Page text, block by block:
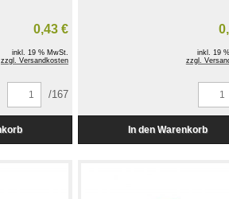
0,43 €
inkl. 19 % MwSt.
zzgl. Versandkosten
/167
inkl. 19
zzgl.